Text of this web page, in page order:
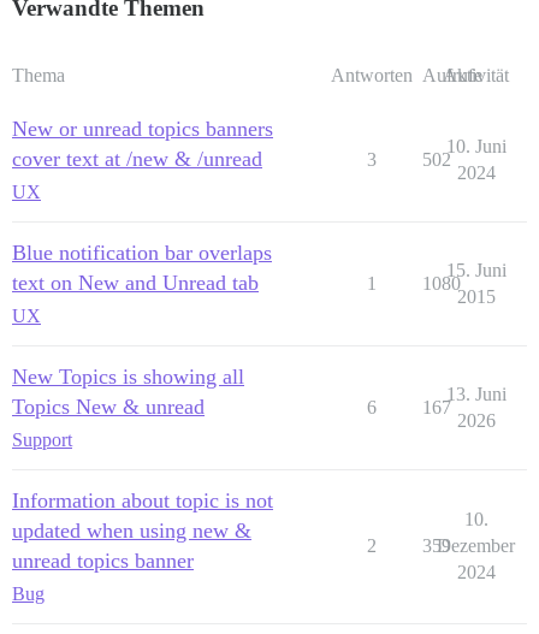
Verwandte Themen
Thema Antworten Aufrufe
Aktivität
New or unread topics banners
cover text at /new & /unread
UX
3 502
10. Juni
2024
Blue notification bar overlaps
text on New and Unread tab
UX
1 1080
15. Juni
2015
New Topics is showing all
Topics New & unread
Support
6 167
13. Juni
2026
Information about topic is not
updated when using new &
unread topics banner
Bug
2 359
10.
Dezember
2024